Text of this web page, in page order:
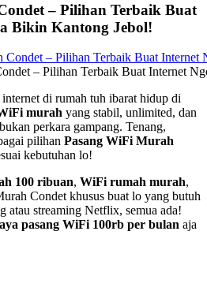
– Pilihan Terbaik Buat
Bikin Kantong Jebol!
– Pilihan Terbaik Buat Internet
di rumah tuh ibarat hidup di
murah yang stabil, unlimited, dan
perkara gampang. Tenang,
pilihan Pasang WiFi Murah
kebutuhan lo!
100 ribuan, WiFi rumah murah,
Condet khusus buat lo yang butuh
atau streaming Netflix, semua ada!
pasang WiFi 100rb per bulan aja